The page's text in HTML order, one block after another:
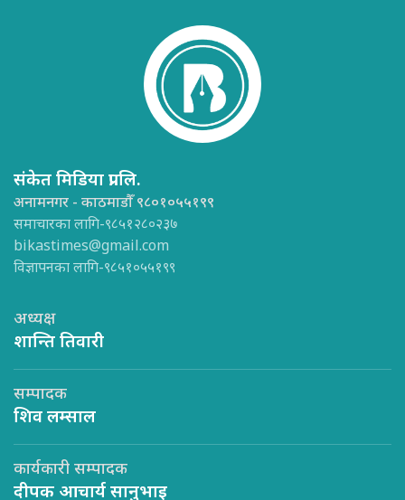
संकेत मिडिया प्रा.लि.
अनामनगर - काठमाडौँ ९८०१०५५१९९
समाचारका लागि-९८५१२८०२३७
bikastimes@gmail.com
विज्ञापनका लागि-९८५१०५५१९९
अध्यक्ष
शान्ति तिवारी
सम्पादक
शिव लम्साल
कार्यकारी सम्पादक
दीपक आचार्य सानुभाइ